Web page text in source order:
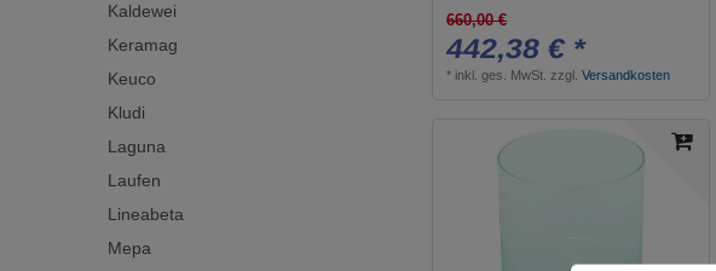
Kaldewei
Keramag
Keuco
Kludi
Laguna
Laufen
Lineabeta
Mepa
660,00 €
442,38 € *
* inkl. ges. MwSt. zzgl.Versandkosten